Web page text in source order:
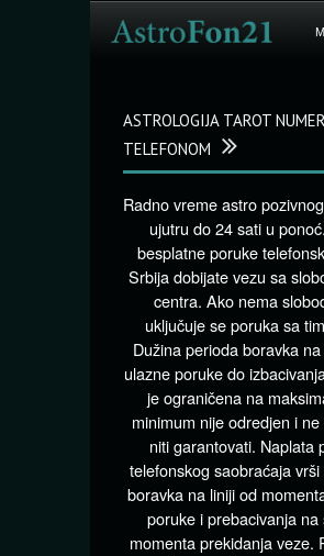
ASTROLOGIJA TAROT
TELEFONOM
Radno vreme astro
ujutru do 24 sati u
besplatne poruke
Srbija dobijate vezu sa
centra. Ako nema
uključuje se poruka sa
Dužina perioda boravka
ulazne poruke do
je ograničena na
minimum nije odredjen i
niti garantovati. Naplata
telefonskog saobraćaja
boravka na liniji od
poruke i prebacivanja
momenta prekidanja veze.